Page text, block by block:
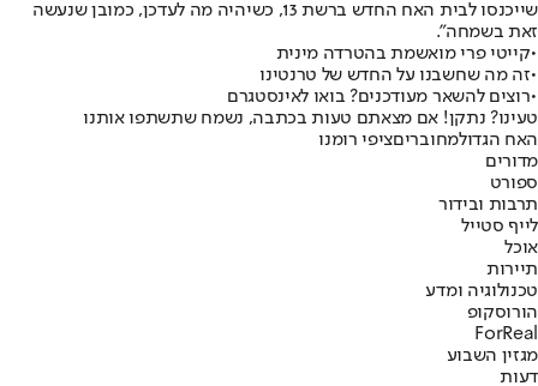
שייכנסו לבית האח החדש ברשת ‭ ,13‬כשיהיה מה לעדכן, כמובן שנעשה
זאת בשמחה".
•קייטי פרי מואשמת בהטרדה מינית
•זה מה שחשבנו על החדש של טרנטינו
•רוצים להשאר מעודכנים? בואו לאינסטגרם
טעינו? נתקן! אם מצאתם טעות בכתבה, נשמח שתשתפו אותנו
האח הגדולמחובריםציפי רומנו
מדורים
ספורט
תרבות ובידור
לייף סטייל
אוכל
תיירות
טכנולוגיה ומדע
הורוסקופ
ForReal
מגזין השבוע
דעות